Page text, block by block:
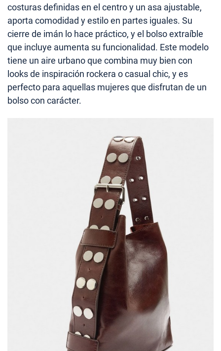
costuras definidas en el centro y un asa ajustable,
aporta comodidad y estilo en partes iguales. Su
cierre de imán lo hace práctico, y el bolso extraíble
que incluye aumenta su funcionalidad. Este modelo
tiene un aire urbano que combina muy bien con
looks de inspiración rockera o casual chic, y es
perfecto para aquellas mujeres que disfrutan de un
bolso con carácter.